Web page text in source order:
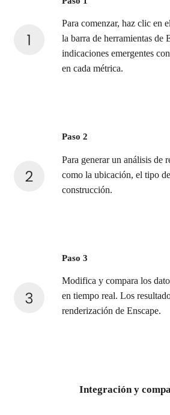
Para comenzar, haz clic en
la barra de herramientas de
indicaciones emergentes
en cada métrica.
Paso 2
Para generar un análisis de
como la ubicación, el tipo
construcción.
Paso 3
Modifica y compara los
en tiempo real. Los
renderización de Enscape.
Integración y